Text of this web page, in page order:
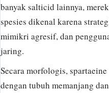
banyak salticid lainnya,
spesies dikenal karena
mimikri agresif, dan
jaring.
Secara morfologis,
dengan tubuh memanjang